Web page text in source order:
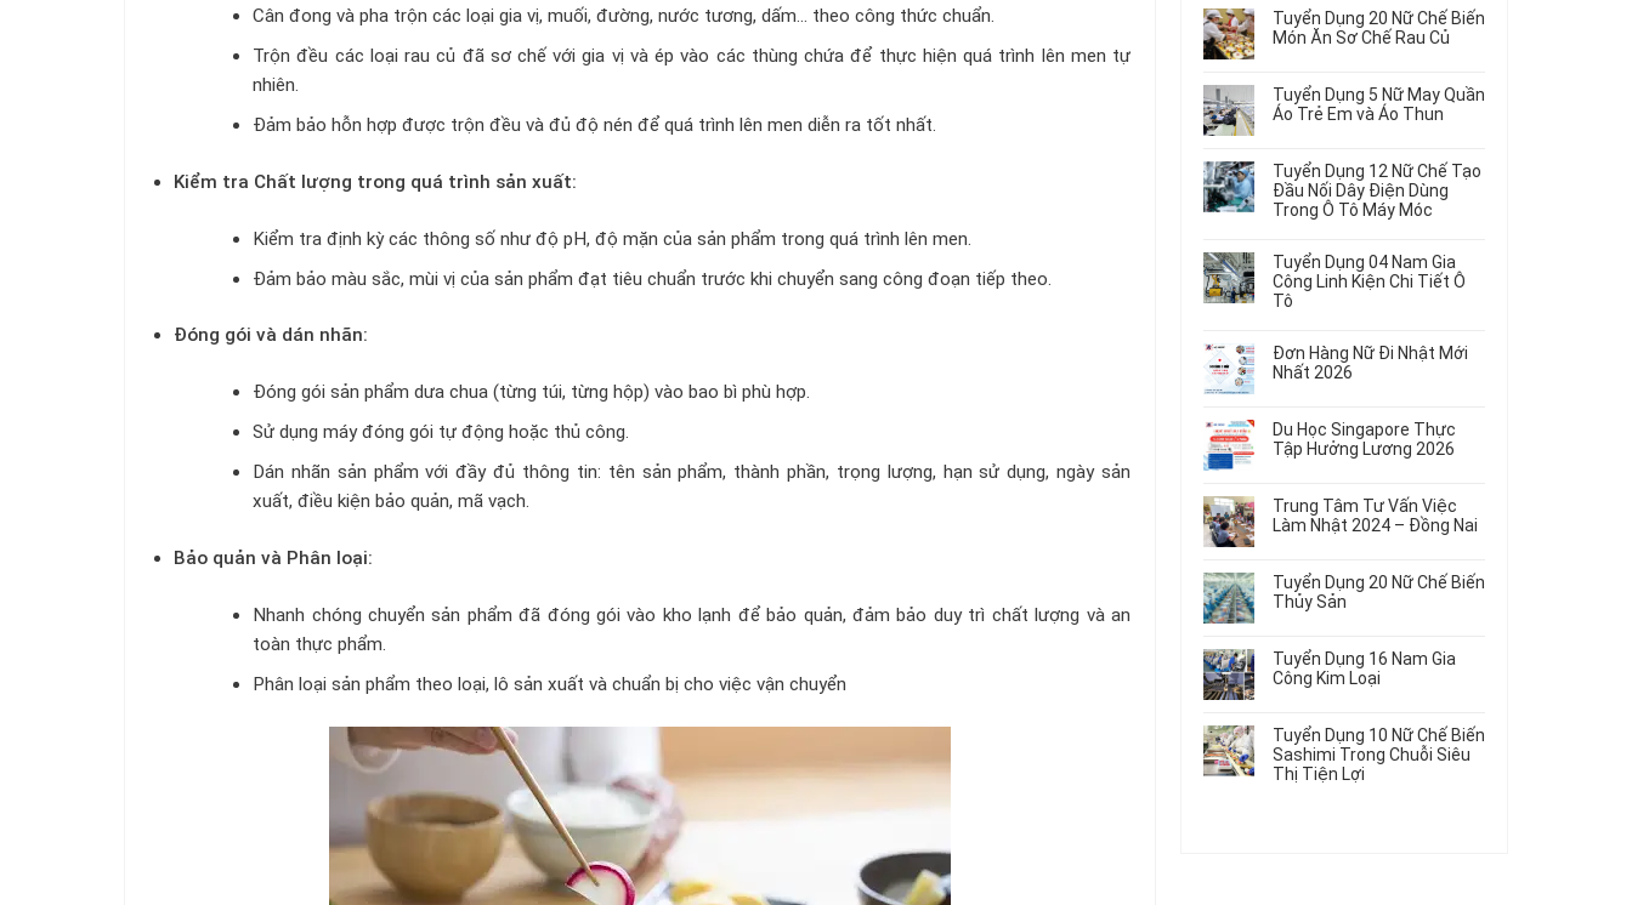
Cân đong và pha trộn các loại gia vị, muối, đường, nước tương, dấm… theo công thức chuẩn.
Trộn đều các loại rau củ đã sơ chế với gia vị và ép vào các thùng chứa để thực hiện quá trình lên men tự
nhiên.
Đảm bảo hỗn hợp được trộn đều và đủ độ nén để quá trình lên men diễn ra tốt nhất.
Kiểm tra Chất lượng trong quá trình sản xuất:
Kiểm tra định kỳ các thông số như độ pH, độ mặn của sản phẩm trong quá trình lên men.
Đảm bảo màu sắc, mùi vị của sản phẩm đạt tiêu chuẩn trước khi chuyển sang công đoạn tiếp theo.
Đóng gói và dán nhãn:
Đóng gói sản phẩm dưa chua (từng túi, từng hộp) vào bao bì phù hợp.
Sử dụng máy đóng gói tự động hoặc thủ công.
Dán nhãn sản phẩm với đầy đủ thông tin: tên sản phẩm, thành phần, trọng lượng, hạn sử dụng, ngày sản
xuất, điều kiện bảo quản, mã vạch.
Bảo quản và Phân loại:
Nhanh chóng chuyển sản phẩm đã đóng gói vào kho lạnh để bảo quản, đảm bảo duy trì chất lượng và an
toàn thực phẩm.
Phân loại sản phẩm theo loại, lô sản xuất và chuẩn bị cho việc vận chuyển
Tuyển Dụng 20 Nữ Chế Biến
Món Ăn Sơ Chế Rau Củ
có
bình
luận
Tuyển
Dụng
20
Nữ
Biến
Món
Ăn
Rau
Củ
Tuyển Dụng 5 Nữ May Quần
Áo Trẻ Em và Áo Thun
có
bình
luận
ở
Dụng
5
Nữ
May
Áo
Trẻ
Áo
Thun
Tuyển Dụng 12 Nữ Chế Tạo
Đầu Nối Dây Điện Dùng
Trong Ô Tô Máy Móc
có
bình
luận
ở
Dụng
12
Tạo
Đầu
Điện
Dùng
Tô
Máy
Tuyển Dụng 04 Nam Gia
Công Linh Kiện Chi Tiết Ô
Tô
có
bình
luận
Tuyển
Dụng
04
Gia
Công
Chi
Tiết
Đơn Hàng Nữ Đi Nhật Mới
Nhất 2026
có
bình
luận
Đơn
Hàng
Nữ
Nhật
Mới
Nhất
Du Học Singapore Thực
Tập Hưởng Lương 2026
có
bình
luận
Du
Học
Singapore
Tập
Hưởng
Lương
Trung Tâm Tư Vấn Việc
Làm Nhật 2024 – Đồng Nai
có
bình
luận
Trung
Tâm
Tư
Việc
Làm
Nhật
2024
Tuyển Dụng 20 Nữ Chế Biến
Thủy Sản
có
bình
luận
Tuyển
Dụng
20
Nữ
Tuyển Dụng 16 Nam Gia
Công Kim Loại
có
bình
luận
ở
Tuyển Dụng 10 Nữ Chế Biến
Sashimi Trong Chuỗi Siêu
Thị Tiện Lợi